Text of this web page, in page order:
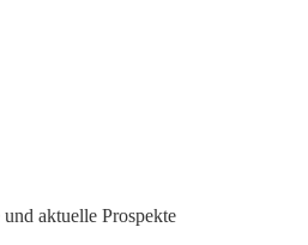
aktuelle Prospekte